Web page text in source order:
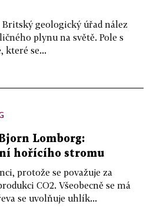
geologický úřad nález
plynu na světě. Pole s
které se...
Lomborg:
hořícího stromu
protože se považuje za
CO2. Všeobecně se má
se uvolňuje uhlík...